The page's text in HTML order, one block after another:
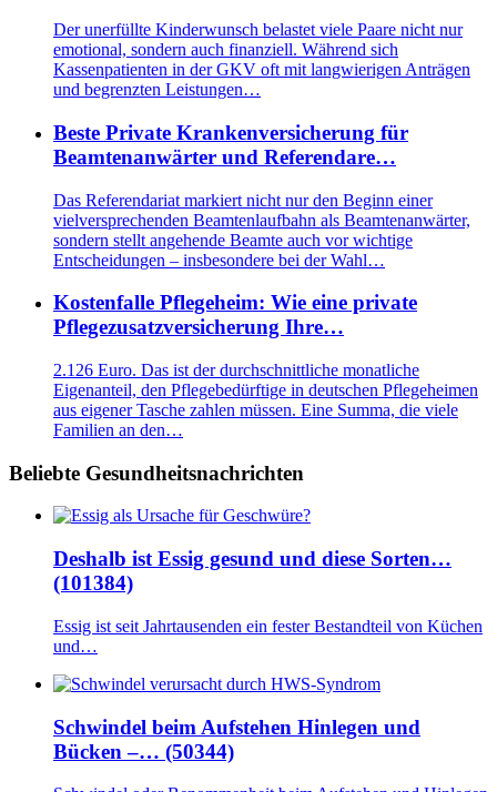
Der unerfüllte Kinderwunsch belastet viele Paare nicht nur
emotional, sondern auch finanziell. Während sich
Kassenpatienten in der GKV oft mit langwierigen Anträgen
und begrenzten Leistungen…
Beste Private Krankenversicherung für
Beamtenanwärter und Referendare…
Das Referendariat markiert nicht nur den Beginn einer
vielversprechenden Beamtenlaufbahn als Beamtenanwärter,
sondern stellt angehende Beamte auch vor wichtige
Entscheidungen – insbesondere bei der Wahl…
Kostenfalle Pflegeheim: Wie eine private
Pflegezusatzversicherung Ihre…
2.126 Euro. Das ist der durchschnittliche monatliche
Eigenanteil, den Pflegebedürftige in deutschen Pflegeheimen
aus eigener Tasche zahlen müssen. Eine Summa, die viele
Familien an den…
Beliebte Gesundheitsnachrichten
Deshalb ist Essig gesund und diese Sorten…
(101384)
Essig ist seit Jahrtausenden ein fester Bestandteil von Küchen
und…
Schwindel beim Aufstehen Hinlegen und
Bücken –… (50344)